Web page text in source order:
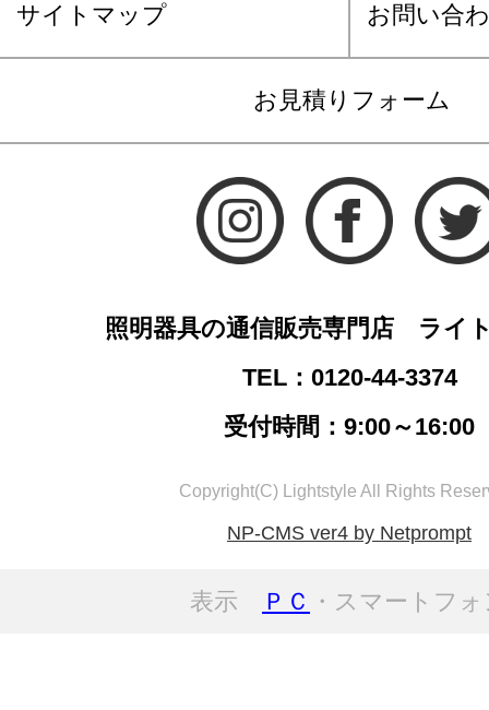
サイトマップ お問い合
お見積りフォーム
照明器具の通信販売専門店 ライ
TEL：0120-44-3374
受付時間：9:00～16:00
Copyright(C) Lightstyle All Rights
NP-CMS ver4 by Netprompt
表示 ＰＣ ・スマートフ